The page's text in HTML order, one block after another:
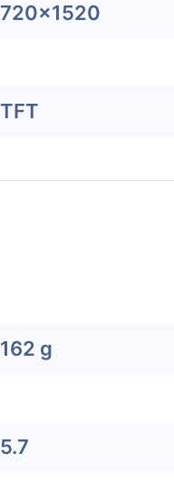
720x1520
TFT
162 g
5.7